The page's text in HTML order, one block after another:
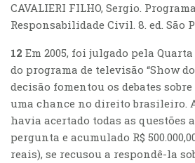
CAVALIERI FILHO, Sergio.
Responsabilidade Civil. 8. ed. São
12 Em 2005, foi julgado pela
do programa de televisão “Show
decisão fomentou os debates
uma chance no direito brasileiro.
havia acertado todas as questões
pergunta e acumulado R$
reais), se recusou a respondê-la